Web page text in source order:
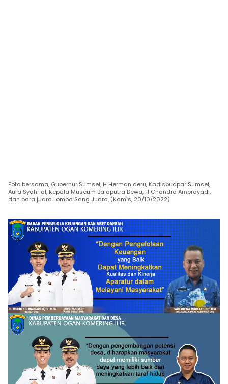
Foto bersama, Gubernur Sumsel, H Herman deru, Kadisbudpar Sumsel,
Aufa Syahrial, Kepala Museum Balaputra Dewa, H Chandra Amprayadi,
dan para juara Lomba Sang Juara, (Kamis, 20/10/2022)